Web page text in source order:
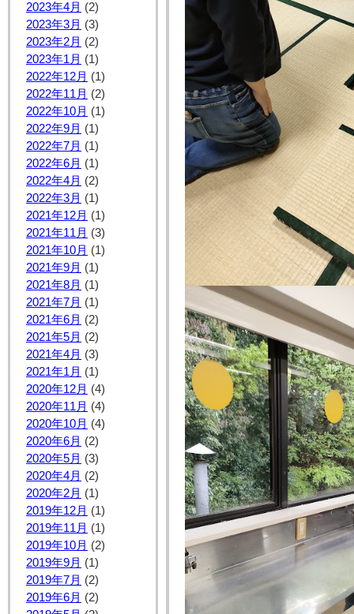
2023年4月 (2)
2023年3月 (3)
2023年2月 (2)
2023年1月 (1)
2022年12月 (1)
2022年11月 (2)
2022年10月 (1)
2022年9月 (1)
2022年7月 (1)
2022年6月 (1)
2022年4月 (2)
2022年3月 (1)
2021年12月 (1)
2021年11月 (3)
2021年10月 (1)
2021年9月 (1)
2021年8月 (1)
2021年7月 (1)
2021年6月 (2)
2021年5月 (2)
2021年4月 (3)
2021年1月 (1)
2020年12月 (4)
2020年11月 (4)
2020年10月 (4)
2020年6月 (2)
2020年5月 (3)
2020年4月 (2)
2020年2月 (1)
2019年12月 (1)
2019年11月 (1)
2019年10月 (2)
2019年9月 (1)
2019年7月 (2)
2019年6月 (2)